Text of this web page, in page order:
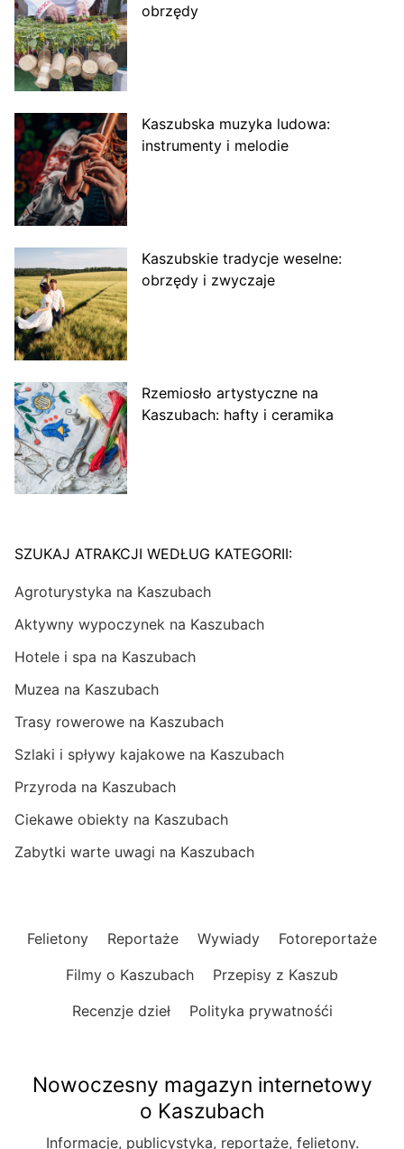
obrzędy
Kaszubska muzyka ludowa:
instrumenty i melodie
Kaszubskie tradycje weselne:
obrzędy i zwyczaje
Rzemiosło artystyczne na
Kaszubach: hafty i ceramika
SZUKAJ ATRAKCJI WEDŁUG KATEGORII:
Agroturystyka na Kaszubach
Aktywny wypoczynek na Kaszubach
Hotele i spa na Kaszubach
Muzea na Kaszubach
Trasy rowerowe na Kaszubach
Szlaki i spływy kajakowe na Kaszubach
Przyroda na Kaszubach
Ciekawe obiekty na Kaszubach
Zabytki warte uwagi na Kaszubach
Felietony Reportaże Wywiady
Fotoreportaże
Filmy o Kaszubach
Przepisy z Kaszub
Recenzje dzieł
Polityka prywatnośći
Nowoczesny magazyn internetowy
o Kaszubach
Informacje, publicystyka, reportaże, felietony.